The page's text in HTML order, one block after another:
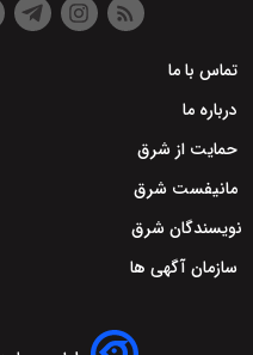
تماس با ما
درباره ما
حمایت از شرق
مانیفست شرق
نویسندگان شرق
سازمان آگهی ها